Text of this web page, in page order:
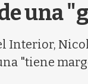
una
Interior,
"tiene